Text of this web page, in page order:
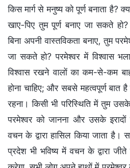
किस मार्ग से मनुष्य को पूर्ण बनाता है?
खाए-पिए तुम पूर्ण बनाए जा सकते
बिना अपनी वास्तविकता बनाए, तुम
जा सकते हो? परमेश्वर में विश्वास
विश्वास रखने वालों का कम-से-कम
होना चाहिए; और सबसे महत्वपूर्ण
रहना। किसी भी परिस्थिति में तुम
परमेश्वर को जानना और उसके
वचन के द्वारा हासिल किया जाता
प्रदेश भी भविष्य में वचन के द्वारा